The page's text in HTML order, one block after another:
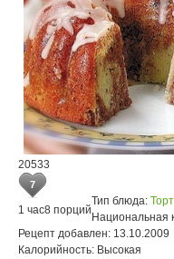
20533
7
1 час8 порций
Тип блюда:
Национальная
Рецепт добавлен: 13.10.2009
Калорийность: Высокая